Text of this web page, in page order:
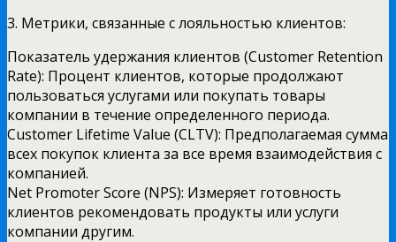
3. Метрики, связанные с лояльностью клиентов:
Показатель удержания клиентов (Customer Retention
Rate): Процент клиентов, которые продолжают
пользоваться услугами или покупать товары
компании в течение определенного периода.
Customer Lifetime Value (CLTV): Предполагаемая сумма
всех покупок клиента за все время взаимодействия с
компанией.
Net Promoter Score (NPS): Измеряет готовность
клиентов рекомендовать продукты или услуги
компании другим.